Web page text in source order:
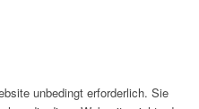
unbedingt erforderlich. Sie